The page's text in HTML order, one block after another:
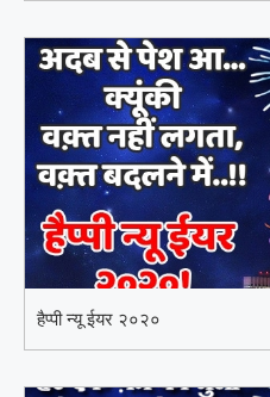
हैप्पी न्यू ईयर २०२०